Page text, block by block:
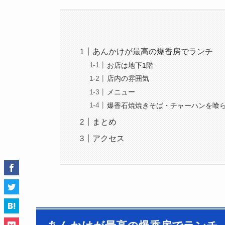
あんかけが最高の爆香房でランチ
お店は地下1階
店内の雰囲気
メニュー
爆香石焼焼きそば・チャーハンを喰
まとめ
アクセス